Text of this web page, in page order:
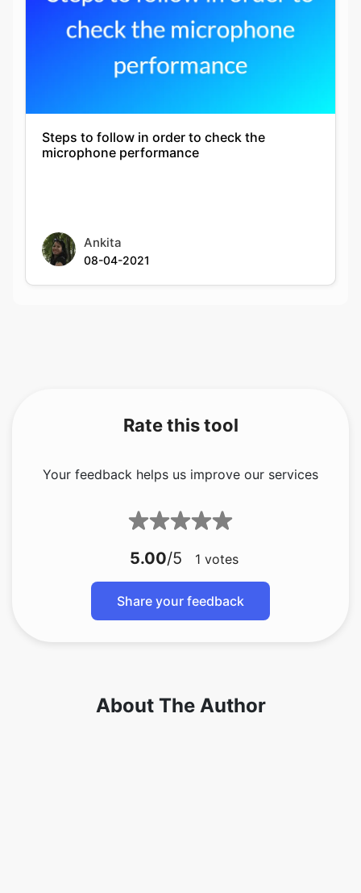
Steps to follow in order to check the
microphone performance
Ankita
08-04-2021
Rate this tool
Your feedback helps us improve our services
5.00/5 1 votes
Share your feedback
About The Author